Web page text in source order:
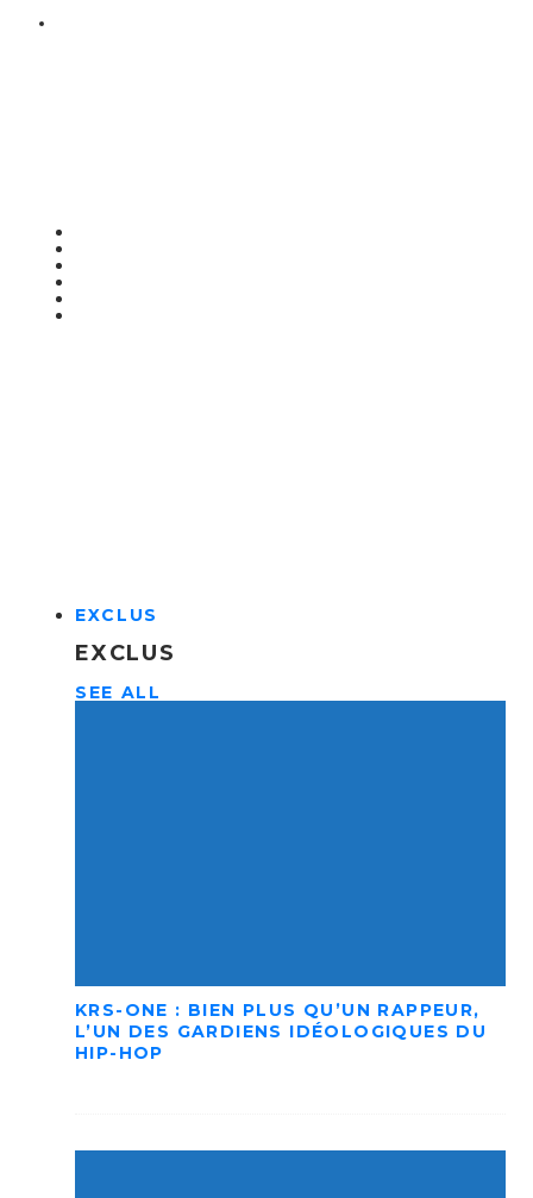
EXCLUS
EXCLUS
SEE ALL
KRS-ONE : BIEN PLUS QU’UN RAPPEUR,
L’UN DES GARDIENS IDÉOLOGIQUES DU
HIP-HOP